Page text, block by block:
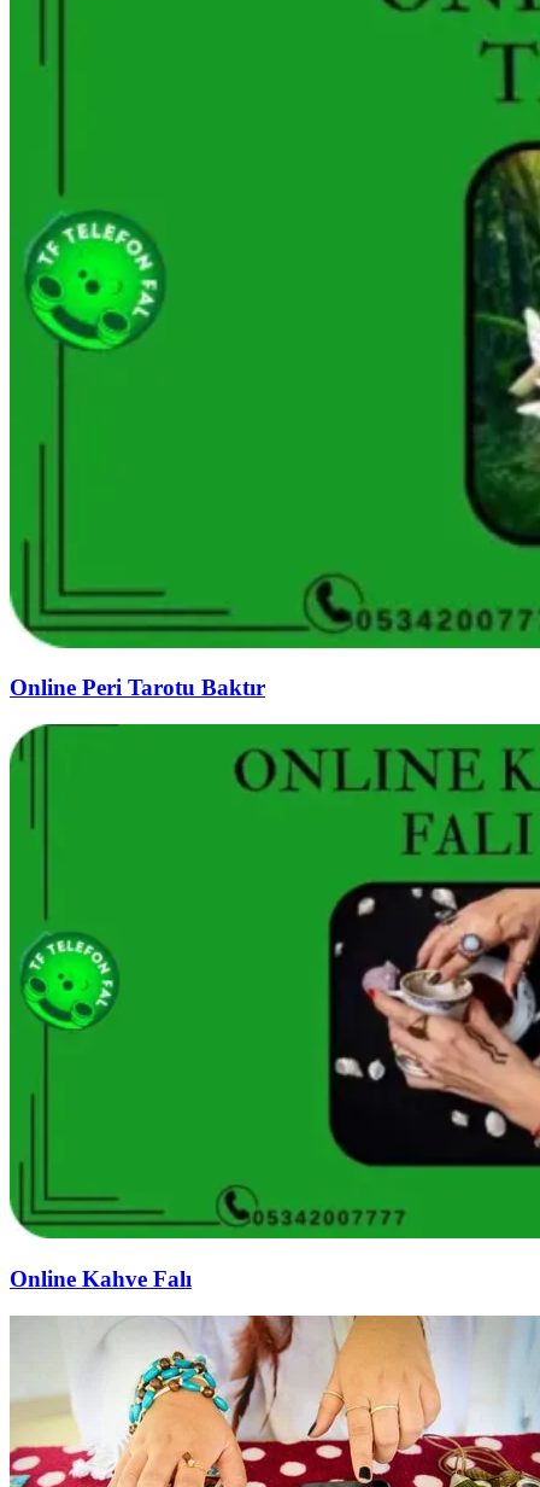
Online Peri Tarotu Baktır
Online Kahve Falı